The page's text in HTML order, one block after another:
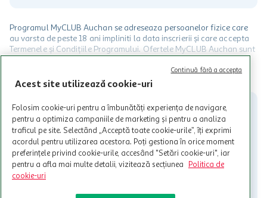
Programul MyCLUB Auchan se adreseaza persoanelor fizice care
au varsta de peste 18 ani impliniti la data inscrierii și care accepta
Termenele și Condițiile Programului. Ofertele MyCLUB Auchan sunt
limita a 12 unitati / card client o singura data in perioada promotiei.
Cardul poate fi utilizat doar in legatura cu magazinele Auchan
nu poate fi utilizat in legatura cu alti comercianți sau pentru alte
activitati in afara celor mentionate in Termene si Conditii. Auchan
nu raspunde pentru imposibilitatea utilizarii Cardului in perioada in
care aceste este suspendat sau in perioada in care sunt efectuate
intretineri sau reparatii tehnice la sistemul de utilizarea al Cardului.
CITESTE MAI MULT
Contacteaza-ne!
Acest site utilizează cookie-uri
Folosim cookie-uri pentru a îmbunătăți experiența de navigare,
pentru a optimiza campaniile de marketing și pentru a analiza
traficul pe site. Selectând „Acceptă toate cookie-urile”, îți exprimi
acordul pentru utilizarea acestora. Poți gestiona în orice moment
preferințele privind cookie-urile, accesând "Setări cookie-uri", iar
pentru a afla mai multe detalii, vizitează secțiunea
Politica de
cookie-uri
Continuă fără a accepta